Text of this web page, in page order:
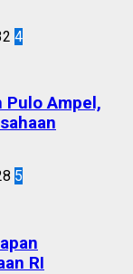
4
Pulo Ampel,
5
RI